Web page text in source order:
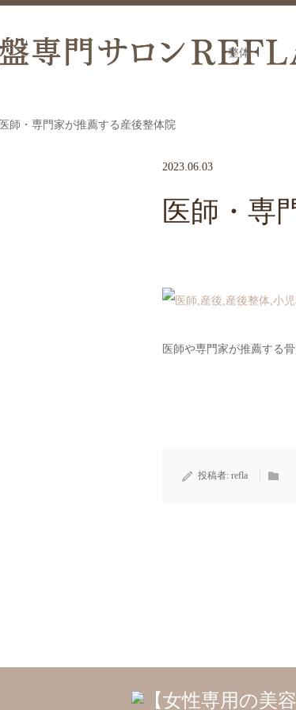
整体
医師・専門家が推薦する産後整体院
2023.06.03
医師・専
医師や専門家が推薦する
投稿者: refla